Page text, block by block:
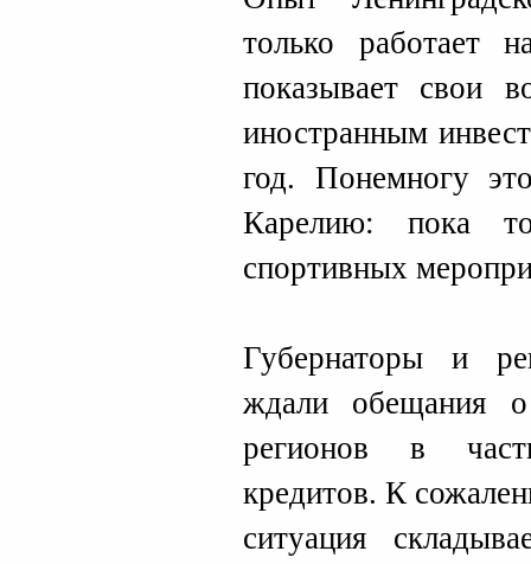
только
показывает свои
иностранным
год. Понемногу
Карелию: пока
спортивных
Губернаторы и
ждали обещания
регионов в
кредитов. К
ситуация